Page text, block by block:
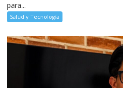
para...
Salud y Tecnología